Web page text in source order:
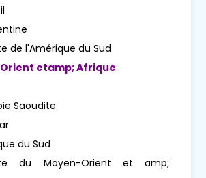
de l'Amérique du Sud
etamp; Afrique
Saoudite
du Sud
du Moyen-Orient et amp;